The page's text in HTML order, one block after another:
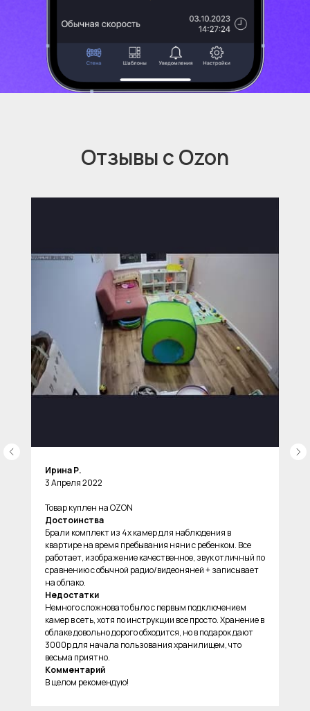
Отзывы с Ozon
Ирина Р.
3 Апреля 2022
Товар куплен на OZON
Достоинства
Брали комплект из 4х камер для наблюдения в
квартире на время пребывания няни с ребенком. Все
работает, изображение качественное, звук отличный по
сравнению с обычной радио/видеоняней + записывает
на облако.
Недостатки
Немного сложновато было с первым подключением
камер в сеть, хотя по инструкции все просто. Хранение в
облаке довольно дорого обходится, но в подарок дают
3000р для начала пользования хранилищем, что
весьма приятно.
Комментарий
В целом рекомендую!